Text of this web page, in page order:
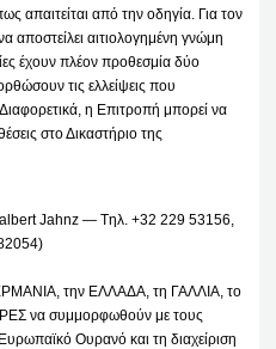
απαιτείται από την οδηγία. Για τον
αιτιολογημένη γνώμη
έχουν πλέον προθεσμία δύο
τις ελλείψεις που
η Επιτροπή μπορεί να
στο Δικαστήριο της
Jahnz — Tηλ. +32 229 53156,
την ΕΛΛΑΔΑ, τη ΓΑΛΛΙΑ, το
να συμμορφωθούν με τους
Ουρανό και τη διαχείριση